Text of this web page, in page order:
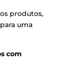
produtos,
uma
com